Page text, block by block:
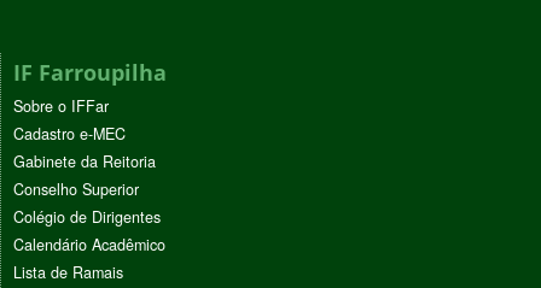
IF Farroupilha
Sobre o IFFar
Cadastro e-MEC
Gabinete da Reitoria
Conselho Superior
Colégio de Dirigentes
Calendário Acadêmico
Lista de Ramais